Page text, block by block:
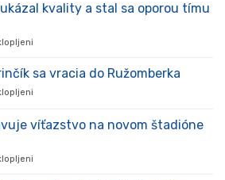
kvality a stal sa oporou tímu
prišiel,
stal
sa vracia do Ružomberka
Lavrinčík
víťazstvo na novom štadióne